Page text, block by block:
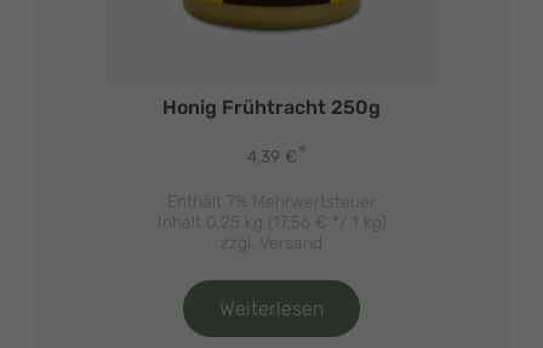
Honig Frühtracht 250g
4,39 €*
Enthält 7% Mehrwertsteuer
Inhalt 0,25 kg (17,56 € */ 1 kg)
zzgl. Versand
Weiterlesen